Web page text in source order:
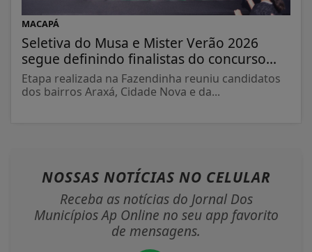
MACAPÁ
Seletiva do Musa e Mister Verão 2026
segue definindo finalistas do concurso...
Etapa realizada na Fazendinha reuniu candidatos
dos bairros Araxá, Cidade Nova e da...
NOSSAS NOTÍCIAS NO CELULAR
Receba as notícias do Jornal Dos
Municípios Ap Online no seu app favorito
de mensagens.